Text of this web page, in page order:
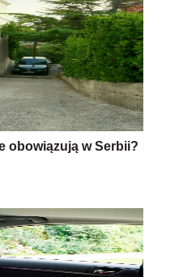
obowiązują w Serbii?